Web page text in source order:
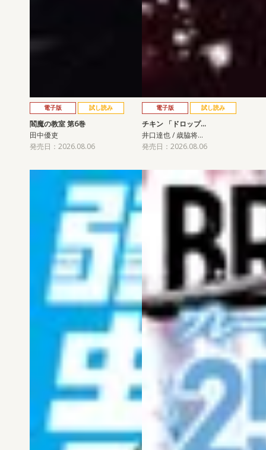
電子版 試し読み
閻魔の教室 第6巻
田中優吏
発売日：2026.08.06
電子版 試し読み
チキン 「ドロップ…
井口達也 / 歳脇将…
発売日：2026.08.06